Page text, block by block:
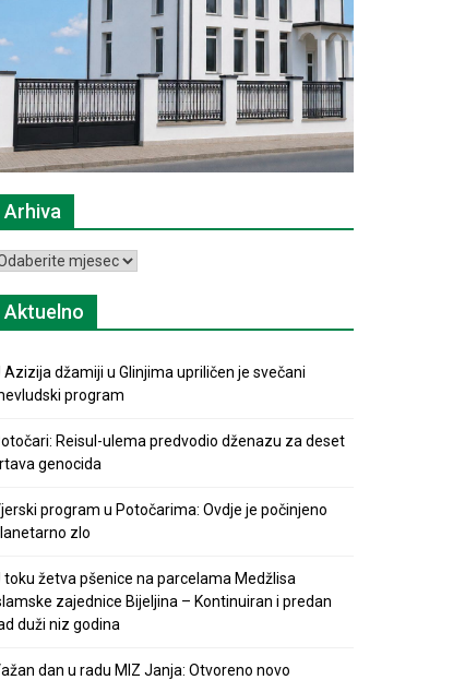
Arhiva
Aktuelno
Azizija džamiji u Glinjima upriličen je svečani
program
Reisul-ulema predvodio dženazu za deset
genocida
program u Potočarima: Ovdje je počinjeno
zlo
toku žetva pšenice na parcelama Medžlisa
zajednice Bijeljina – Kontinuiran i predan
duži niz godina
dan u radu MIZ Janja: Otvoreno novo